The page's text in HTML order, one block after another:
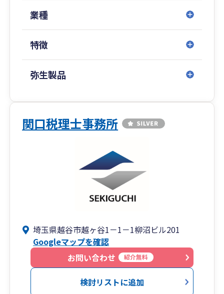
業種
特徴
弥生製品
関口税理士事務所
埼玉県越谷市越ヶ谷1－1－1柳沼ビル201
Googleマップを確認
お問い合わせ
紹介無料
検討リストに追加